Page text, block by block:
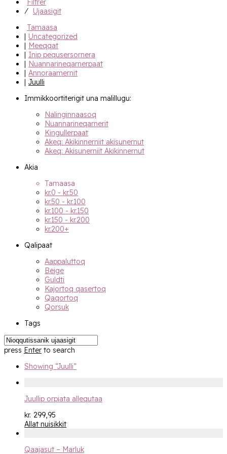
Filtrer
⁄ Ujaasigit
Tamaasa
| Uncategorized
| Meeqqat
| Inip pequsersornera
| Nuannari­­neqarnerpaat
| Annoraamernit
| Juulli
Immikkoortiterigit una malillugu:
Nalinginnaasoq
Nuannarineqarnerit
Kingullerpaat
Akeq: Akikinnerniit akisunernut
Akeq: Akisunerniit Akikinnernut
Akia
Tamaasa
kr.0 - kr.50
kr.50 - kr.100
kr.100 - kr.150
kr.150 - kr.200
kr.200+
Qalipaat
Aappaluttoq
Beige
Guldti
Kajortoq qasertoq
Qaqortoq
Qorsuk
Tags
press Enter to search
Showing “Juulli”
Juullip orpiata allequtaa
kr. 299,95
Allat nuisikkit
Qaajasut – Marluk